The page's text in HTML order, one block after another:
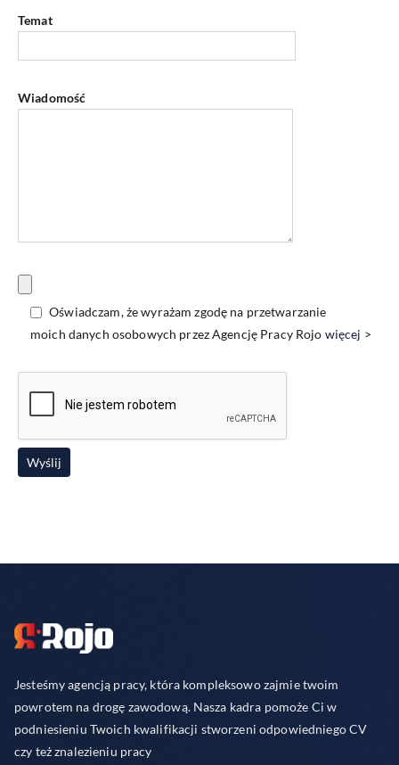
Temat
Wiadomość
Oświadczam, że wyrażam zgodę na przetwarzanie
moich danych osobowych przez Agencję Pracy Rojo więcej >
Jesteśmy agencją pracy, która kompleksowo zajmie twoim
powrotem na drogę zawodową. Nasza kadra pomoże Ci w
podniesieniu Twoich kwalifikacji stworzeni odpowiedniego CV
czy też znalezieniu pracy